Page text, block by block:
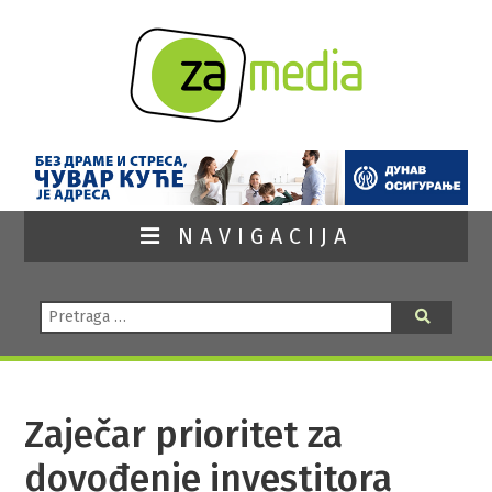
NAVIGACIJA
Pretraga:
Zaječar prioritet za
dovođenje investitora